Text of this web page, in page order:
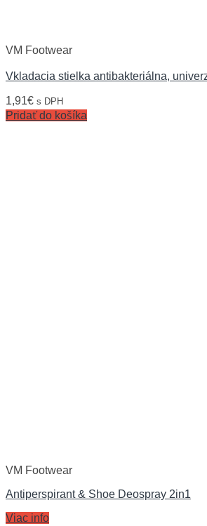
VM Footwear
Vkladacia stielka antibakteriálna,
1,91€ s DPH
Pridať do košíka
VM Footwear
Antiperspirant & Shoe Deospray 2in1
Viac info